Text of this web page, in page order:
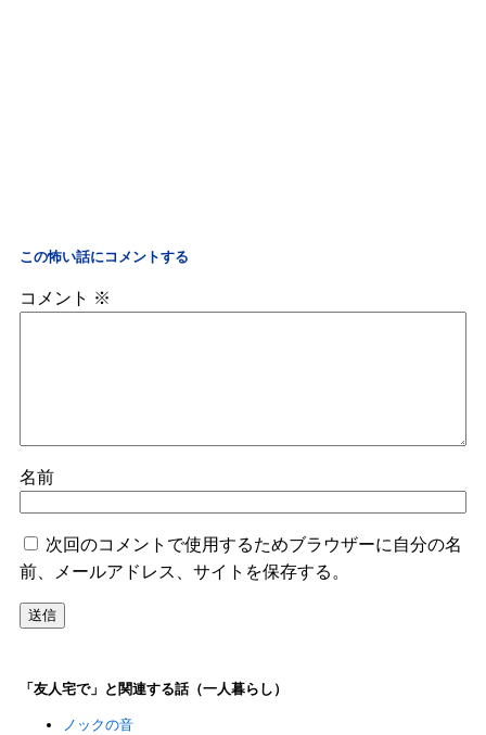
この怖い話にコメントする
コメント ※
名前
次回のコメントで使用するためブラウザーに自分の名
前、メールアドレス、サイトを保存する。
「友人宅で」と関連する話（一人暮らし）
ノックの音